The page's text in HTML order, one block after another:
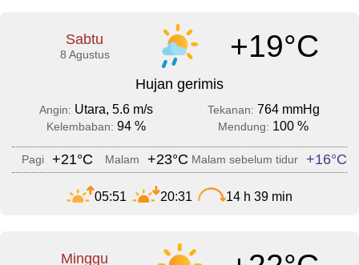
Sabtu
8 Agustus +19°C
Hujan gerimis
Angin: Utara, 5.6 m/s Tekanan: 764 mmHg
Kelembaban: 94 % Mendung: 100 %
Pagi +21°C Malam +23°C Malam sebelum tidur +16°C
05:51 20:31 14 h 39 min
Minggu